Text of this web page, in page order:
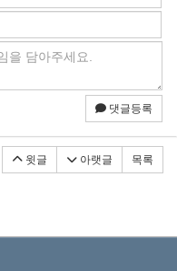
댓글등록
윗글 아랫글 목록